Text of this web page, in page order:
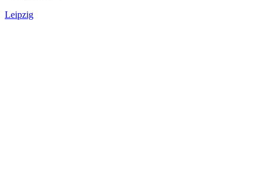
Leipzig